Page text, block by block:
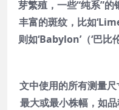
芽繁殖，一些“纯系”
丰富的斑纹，比如
则如‘Babylon’（‘巴
文中使用的所有测量
最大或最小株幅，如品